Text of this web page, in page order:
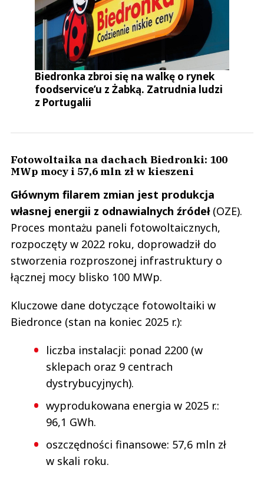
Biedronka zbroi się na walkę o rynek
foodservice’u z Żabką. Zatrudnia ludzi
z Portugalii
Fotowoltaika na dachach Biedronki: 100
MWp mocy i 57,6 mln zł w kieszeni
Głównym filarem zmian jest produkcja
własnej energii z odnawialnych źródeł(OZE).
Proces montażu paneli fotowoltaicznych,
rozpoczęty w 2022 roku, doprowadził do
stworzenia rozproszonej infrastruktury o
łącznej mocy blisko 100 MWp.
Kluczowe dane dotyczące fotowoltaiki w
Biedronce (stan na koniec 2025 r.):
liczba instalacji: ponad 2200 (w
sklepach oraz 9 centrach
dystrybucyjnych).
wyprodukowana energia w 2025 r.:
96,1 GWh.
oszczędności finansowe: 57,6 mln zł
w skali roku.